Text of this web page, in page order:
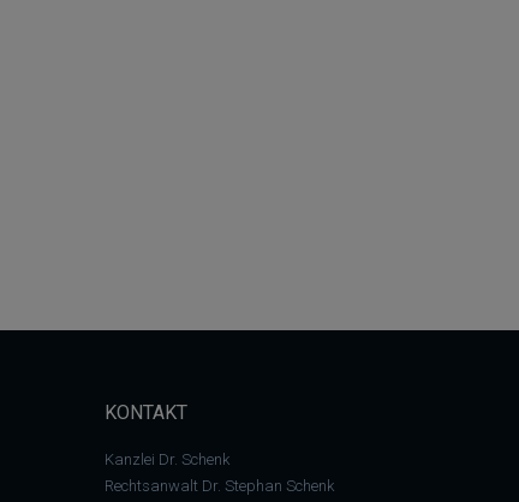
KONTAKT
Kanzlei Dr. Schenk
Rechtsanwalt Dr. Stephan Schenk